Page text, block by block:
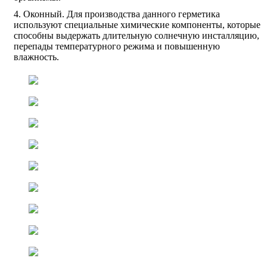
Оконный. Для производства данного герметика
используют специальные химические компоненты, которые
способны выдержать длительную солнечную инсталляцию,
перепады температурного режима и повышенную
влажность.